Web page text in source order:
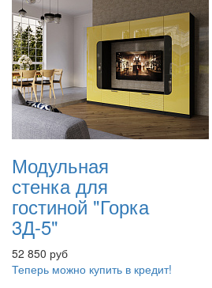
Модульная
стенка для
гостиной "Горка
3Д-5"
52 850 руб
Теперь можно купить в кредит!